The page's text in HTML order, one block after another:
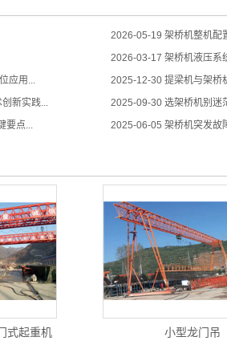
2026-05-19 架桥机整机配
2026-03-17 架桥机液压系
应用... 2025-12-30 提梁机与架桥
新实践... 2025-09-30 选架桥机别迷
要点... 2025-06-05 架桥机突发故
式起重机 小型龙门吊